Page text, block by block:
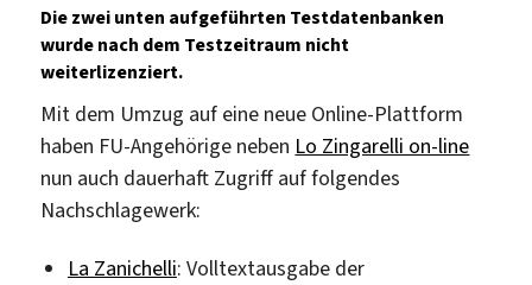
Die zwei unten aufgeführten Testdatenbanken
wurde nach dem Testzeitraum nicht
weiterlizenziert.
Mit dem Umzug auf eine neue Online-Plattform
haben FU-Angehörige neben Lo Zingarelli on-line
nun auch dauerhaft Zugriff auf folgendes
Nachschlagewerk:
La Zanichelli: Volltextausgabe der